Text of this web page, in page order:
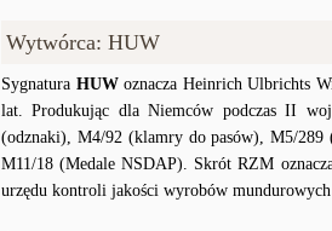
Wytwórca: HUW
Sygnatura HUWoznacza Heinrich Ulbrichts
lat. Produkując dla Niemców podczas II
(odznaki), M4/92 (klamry do pasów), M5/
M11/18 (Medale NSDAP). Skrót RZM
urzędu kontroli jakości wyrobów